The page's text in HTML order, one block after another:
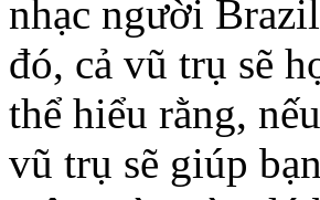
nhạc người
đó, cả vũ trụ sẽ
thể hiểu rằng,
vũ trụ sẽ giúp